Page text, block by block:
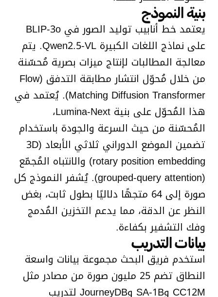
بنية النموذج
يعتمد خط أنابيب توليد الصور في BLIP-3o
على نماذج اللغات الكبيرة Qwen2.5-VL. يتم
معالجة المطالبات لإنتاج ميزات بصرية مُحسّنة
من خلال مُحوّل انتشار مطابقة التدفق (Flow
Matching Diffusion Transformer). يُعتمد في
هذا المُحوّل على بنية Lumina-Next،
المُحسّنة من حيث السرعة والجودة باستخدام
تضمين الموضع الدوراني ثلاثي الأبعاد (3D
rotary position embedding) والانتباه المُجمّع
(grouped-query attention). يُشفر النموذج كل
صورة إلى 64 متجهًا دلاليًا بطول ثابت، بغض
النظر عن الدقة، مما يدعم التخزين المُدمج
وفك التشفير بكفاءة.
بيانات التدريب
استخدم فريق البحث مجموعة بيانات واسعة
النطاق تضم 25 مليون صورة من مصادر مثل
CC12M وSA-1B وJourneyDB لتدريب